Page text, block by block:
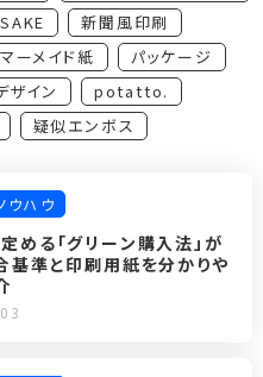
新聞風印刷
マーメイド紙
パッケージ
ザイン
potatto.
疑似エンボス
ウハウ
める「グリーン購入法」が
基準と印刷用紙を分かりや